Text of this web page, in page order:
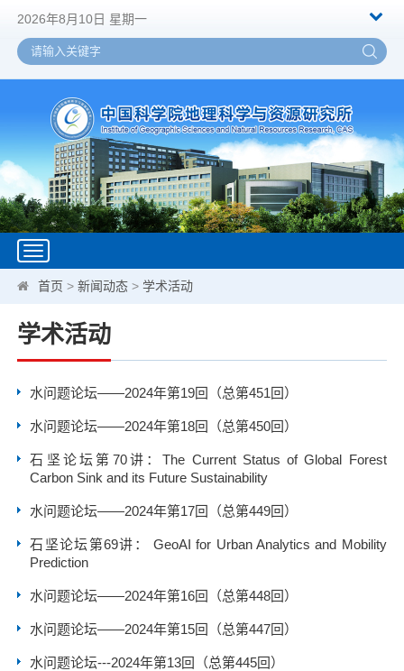
2026年8月10日 星期一
Toggle
navigation
首页 >新闻动态 >学术活动
学术活动
水问题论坛——2024年第19回（总第451回）
水问题论坛——2024年第18回（总第450回）
石坚论坛第70讲：The Current Status of Global Forest
Carbon Sink and its Future Sustainability
水问题论坛——2024年第17回（总第449回）
石坚论坛第69讲： GeoAI for Urban Analytics and Mobility
Prediction
水问题论坛——2024年第16回（总第448回）
水问题论坛——2024年第15回（总第447回）
水问题论坛---2024年第13回（总第445回）